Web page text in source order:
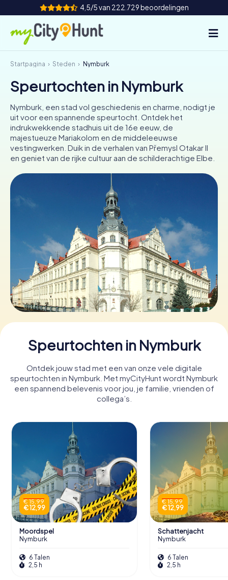
4,5/5 van 222.729 beoordelingen
Hoe het werkt
Steden
Tours
Teamevenement
Tickets
ES
Boek tickets
Koop cadeaubonnen
Startpagina Steden Nymburk
Speurtochten in Nymburk
Nymburk, een stad vol geschiedenis en charme, nodigt je
uit voor een spannende speurtocht. Ontdek het
indrukwekkende stadhuis uit de 16e eeuw, de
majestueuze Mariakolom en de middeleeuwse
vestingwerken. Duik in de verhalen van Přemysl Otakar II
en geniet van de rijke cultuur aan de schilderachtige Elbe.
Speurtochten in Nymburk
Ontdek jouw stad met een van onze vele digitale
speurtochten in Nymburk. Met myCityHunt wordt Nymburk
een spannend belevenis voor jou, je familie, vrienden of
collega’s.
€ 15,99
€ 12,99
Moordspel
Nymburk
6 Talen
2,5 h
€ 15,99
€ 12,99
Schattenjacht
Nymburk
6 Talen
2,5 h